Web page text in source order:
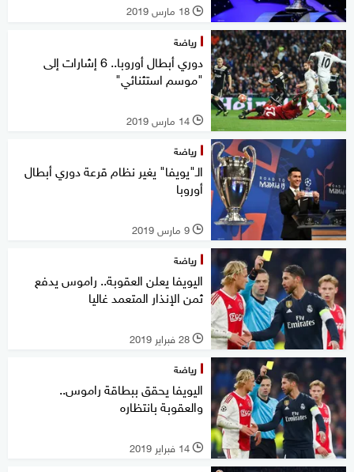
l 18 مارس 2019
رياضة
دوري أبطال أوروبا.. 6 إشارات إلى
"موسم استثنائي"
l 14 مارس 2019
رياضة
الـ"يويفا" يغير نظام قرعة دوري أبطال
أوروبا
l 9 مارس 2019
رياضة
اليويفا يعلن العقوبة.. راموس يدفع
ثمن الإنذار المتعمد غاليا
l 28 فبراير 2019
رياضة
اليويفا يحقق ببطاقة راموس..
والعقوبة بانتظاره
l 14 فبراير 2019